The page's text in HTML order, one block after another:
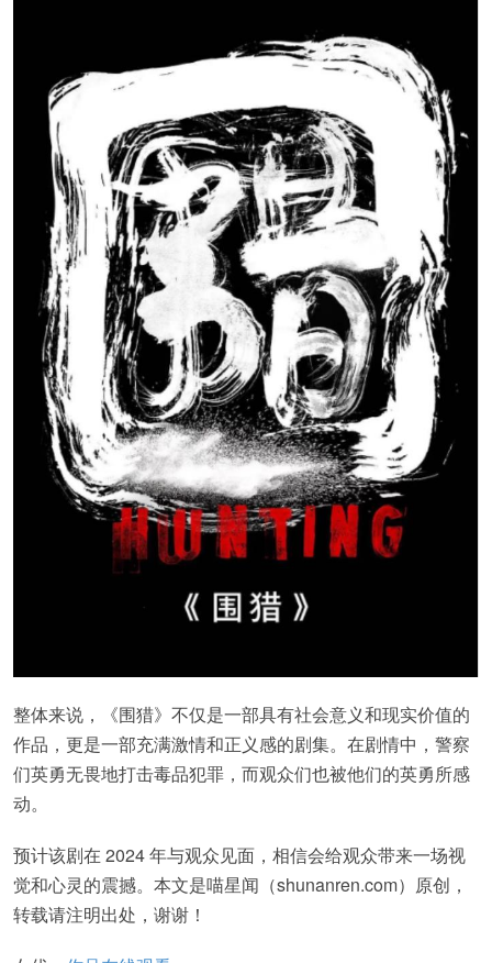
整体来说，《围猎》不仅是一部具有社会意义和现实价值的
作品，更是一部充满激情和正义感的剧集。在剧情中，警察
们英勇无畏地打击毒品犯罪，而观众们也被他们的英勇所感
动。
预计该剧在 2024 年与观众见面，相信会给观众带来一场视
觉和心灵的震撼。本文是喵星闻（shunanren.com）原创，
转载请注明出处，谢谢！